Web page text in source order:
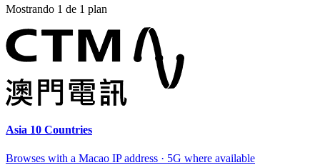
Mostrando 1 de 1 plan
Asia 10 Countries
Browses with a Macao IP address · 5G where available